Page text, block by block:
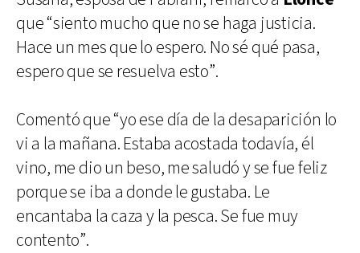
que “siento mucho que no se haga justicia.
Hace un mes que lo espero. No sé qué pasa,
espero que se resuelva esto”.
Comentó que “yo ese día de la desaparición lo
vi a la mañana. Estaba acostada todavía, él
vino, me dio un beso, me saludó y se fue feliz
porque se iba a donde le gustaba. Le
encantaba la caza y la pesca. Se fue muy
contento”.